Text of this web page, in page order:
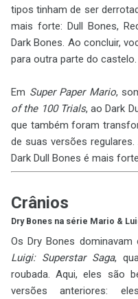
tipos tinham de ser
mais forte: Dull Bones,
Dark Bones. Ao concluir,
para outra parte do castelo.
Em Super Paper Mario,
of the 100 Trials, ao Dark
que também foram
de suas versões
Dark Dull Bones é mais
Crânios
Dry Bones na série Mario &
Os Dry Bones dominavam
Luigi: Superstar Saga,
roubada. Aqui, eles são
versões anteriores: